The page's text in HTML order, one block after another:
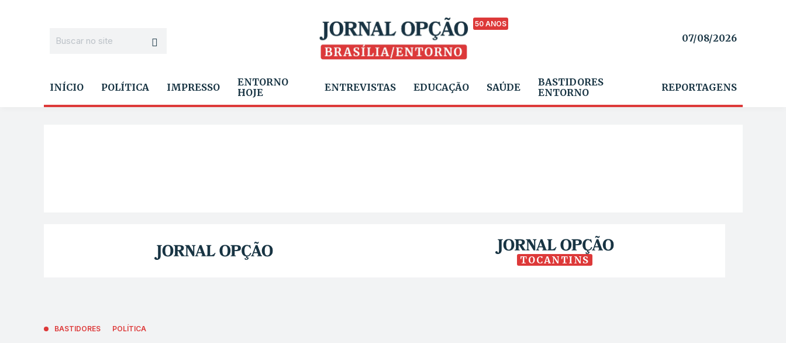
50 ANOS
07/08/2026
INÍCIO POLÍTICA IMPRESSO
ENTORNO
HOJE
ENTREVISTAS EDUCAÇÃO SAÚDE
BASTIDORES
ENTORNO
REPORTAGENS
TOCANTINS
BASTIDORES POLÍTICA